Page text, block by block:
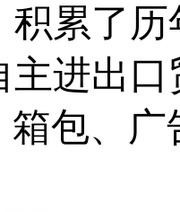
积累了
主进出
箱包、